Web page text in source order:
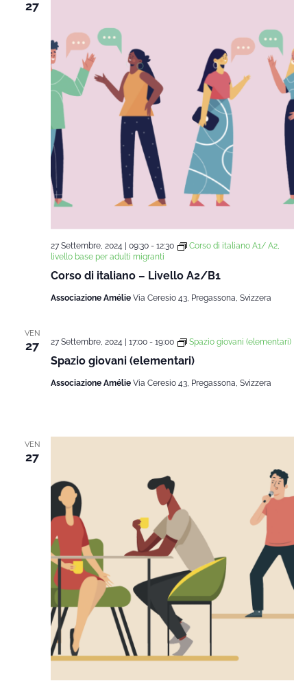
27
Corso di italiano – Livello A2/B1
27 Settembre, 2024 | 09:30- 12:30
Corso di italiano A1/ A2,
livello base per adulti migranti
Associazione Amélie Via Ceresio 43, Pregassona, Svizzera
VEN
27
Spazio giovani (elementari)
27 Settembre, 2024 | 17:00- 19:00 Spazio giovani (elementari)
Associazione Amélie Via Ceresio 43, Pregassona, Svizzera
VEN
27